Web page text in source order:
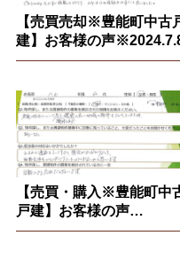
【売買売却※豊能町中古
建】お客様の声
【売買・購入※豊能町中
戸建】お客様の声
※2023.7.31